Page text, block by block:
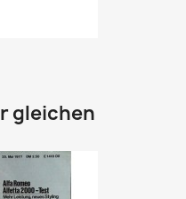
gleichen